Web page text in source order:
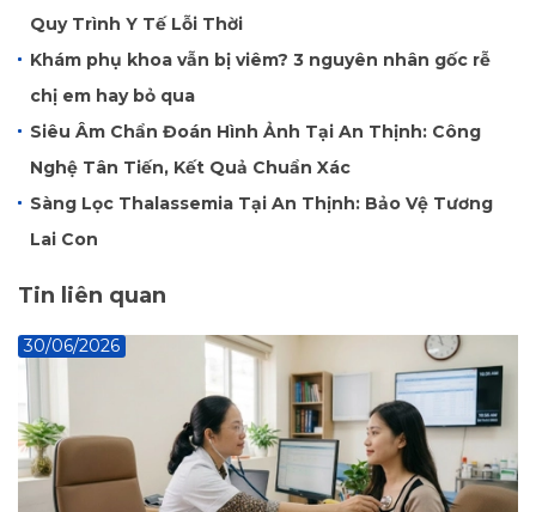
Quy Trình Y Tế Lỗi Thời
Khám phụ khoa vẫn bị viêm? 3 nguyên nhân gốc rễ
chị em hay bỏ qua
Siêu Âm Chẩn Đoán Hình Ảnh Tại An Thịnh: Công
Nghệ Tân Tiến, Kết Quả Chuẩn Xác
Sàng Lọc Thalassemia Tại An Thịnh: Bảo Vệ Tương
Lai Con
Tin liên quan
30/06/2026